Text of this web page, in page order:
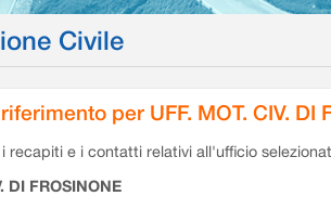
Civile
per UFF. MOT. CIV. DI
recapiti e i contatti relativi all'ufficio
DI FROSINONE